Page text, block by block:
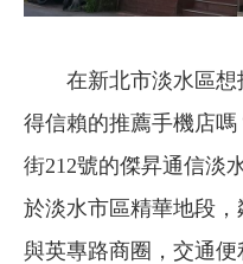
在新北市淡水區
得信賴的推薦手機店
街212號的傑昇通信淡
於淡水市區精華地段
與英專路商圈，交通